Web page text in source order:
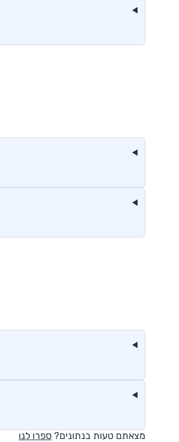
מצאתם טעות בנתונים? ספרו לנו